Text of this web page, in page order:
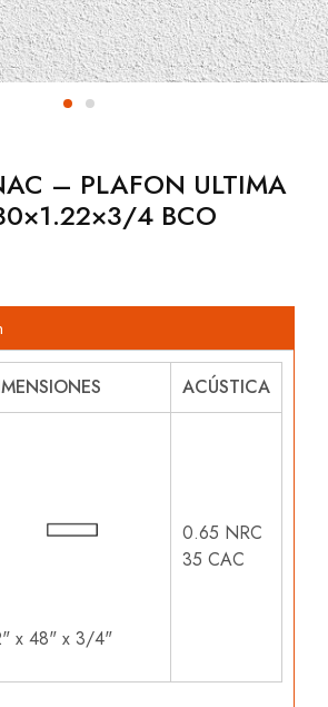
– PLAFON ULTIMA
4 BCO
ACÚSTICA
x 48" x 3/4"
0.65 NRC
35 CAC